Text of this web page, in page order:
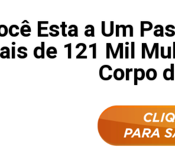
Esta a Um
de 121 Mil
Corpo